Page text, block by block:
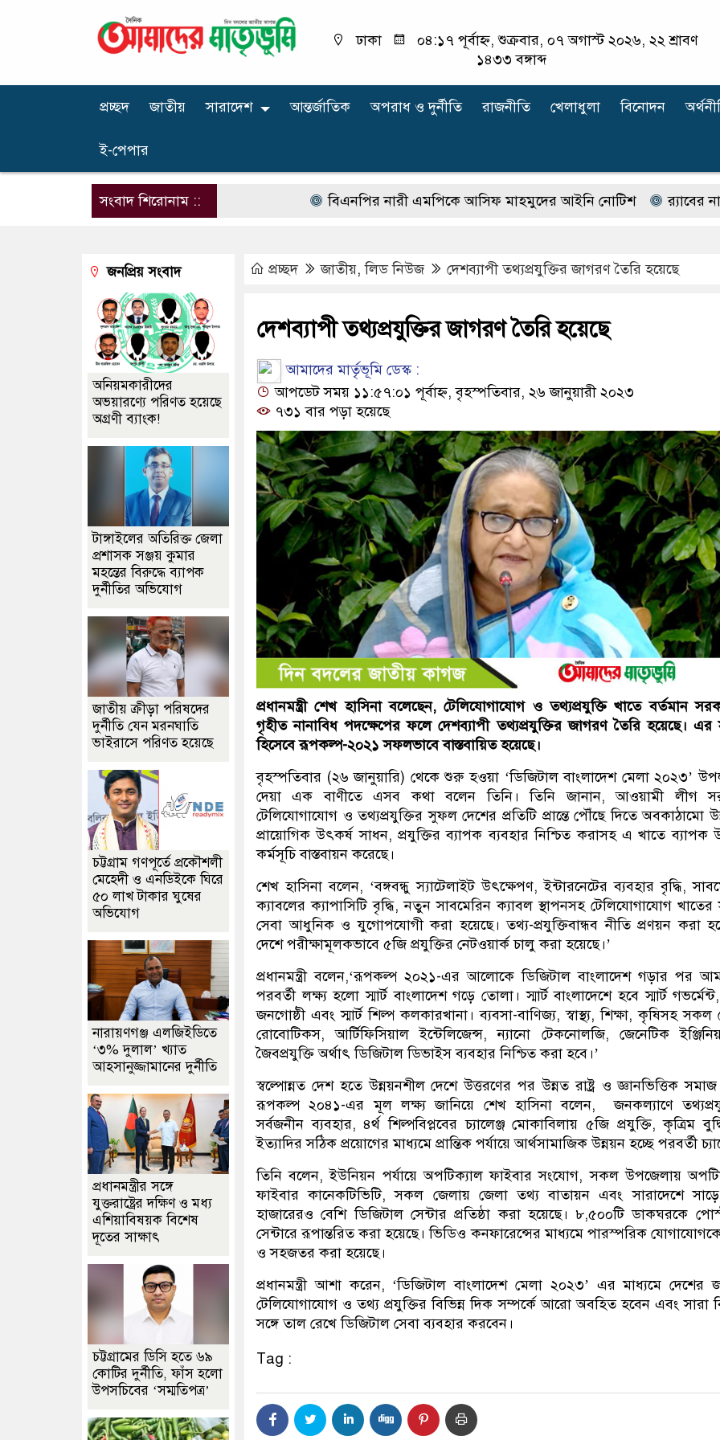
ঢাকা
০৪:১৭ পূর্বাহ্ন, শুক্রবার, ০৭ অগাস্ট ২০২৬, ২২ শ্রাবণ
১৪৩৩ বঙ্গাব্দ
প্রচ্ছদ জাতীয় সারাদেশ আন্তর্জাতিক অপরাধ ‍ও দুর্নীতি রাজনীতি খেলাধুলা বিনোদন
ই-পেপার
সংবাদ শিরোনাম :: বিএনপির নারী এমপিকে আসিফ মাহমুদের আইনি নোটিশ র‍্যাবের নাম
প্রচ্ছদ জাতীয়,লিড নিউজ দেশব্যাপী তথ্যপ্রযুক্তির জাগরণ তৈরি হয়েছে
দেশব্যাপী তথ্যপ্রযুক্তির জাগরণ তৈরি হয়েছে
আমাদের মার্তৃভূমি ডেস্ক :
আপডেট সময় ১১:৫৭:০১ পূর্বাহ্ন, বৃহস্পতিবার, ২৬ জানুয়ারী ২০২৩
৭৩১ বার পড়া হয়েছে
প্রধানমন্ত্রী শেখ হাসিনা বলেছেন, টেলিযোগাযোগ ও তথ্যপ্রযুক্তি খাতে বর্তমান
গৃহীত নানাবিধ পদক্ষেপের ফলে দেশব্যাপী তথ্যপ্রযুক্তির জাগরণ তৈরি হয়েছে।
হিসেবে রূপকল্প-২০২১ সফলভাবে বাস্তবায়িত হয়েছে।
বৃহস্পতিবার (২৬ জানুয়ারি) থেকে শুরু হওয়া ‘ডিজিটাল বাংলাদেশ মেলা ২০২৩’
দেয়া এক বাণীতে এসব কথা বলেন তিনি। তিনি জানান, আওয়ামী লীগ
টেলিযোগাযোগ ও তথ্যপ্রযুক্তির সুফল দেশের প্রতিটি প্রান্তে পৌঁছে দিতে অবকাঠামো
প্রায়োগিক উৎকর্ষ সাধন, প্রযুক্তির ব্যাপক ব্যবহার নিশ্চিত করাসহ এ খাতে ব্যাপক
কর্মসূচি বাস্তবায়ন করেছে।
শেখ হাসিনা বলেন, ‘বঙ্গবন্ধু স্যাটেলাইট উৎক্ষেপণ, ইন্টারনেটের ব্যবহার বৃদ্ধি,
ক্যাবলের ক্যাপাসিটি বৃদ্ধি, নতুন সাবমেরিন ক্যাবল স্থাপনসহ টেলিযোগাযোগ
সেবা আধুনিক ও যুগোপযোগী করা হয়েছে। তথ্য-প্রযুক্তিবান্ধব নীতি প্রণয়ন করা
দেশে পরীক্ষামূলকভাবে ৫জি প্রযুক্তির নেটওয়ার্ক চালু করা হয়েছে।’
প্রধানমন্ত্রী বলেন,‘রূপকল্প ২০২১-এর আলোকে ডিজিটাল বাংলাদেশ গড়ার পর
পরবর্তী লক্ষ্য হলো স্মার্ট বাংলাদেশ গড়ে তোলা। স্মার্ট বাংলাদেশে হবে স্মার্ট গভর্মেন্ট,
জনগোষ্ঠী এবং স্মার্ট শিল্প কলকারখানা। ব্যবসা-বাণিজ্য, স্বাস্থ্য, শিক্ষা, কৃষিসহ সকল
রোবোটিকস, আর্টিফিসিয়াল ইন্টেলিজেন্স, ন্যানো টেকনোলজি, জেনেটিক
জৈবপ্রযুক্তি অর্থাৎ ডিজিটাল ডিভাইস ব্যবহার নিশ্চিত করা হবে।’
স্বল্পোন্নত দেশ হতে উন্নয়নশীল দেশে উত্তরণের পর উন্নত রাষ্ট্র ও জ্ঞানভিত্তিক
রূপকল্প ২০৪১-এর মূল লক্ষ্য জানিয়ে শেখ হাসিনা বলেন, জনকল্যাণে
সর্বজনীন ব্যবহার, ৪র্থ শিল্পবিপ্লবের চ্যালেঞ্জ মোকাবিলায় ৫জি প্রযুক্তি, কৃত্রিম
ইত্যাদির সঠিক প্রয়োগের মাধ্যমে প্রান্তিক পর্যায়ে আর্থসামাজিক উন্নয়ন হচ্ছে পরবর্তী
তিনি বলেন, ইউনিয়ন পর্যায়ে অপটিক্যাল ফাইবার সংযোগ, সকল উপজেলায়
ফাইবার কানেকটিভিটি, সকল জেলায় জেলা তথ্য বাতায়ন এবং সারাদেশে
হাজারেরও বেশি ডিজিটাল সেন্টার প্রতিষ্ঠা করা হয়েছে। ৮,৫০০টি ডাকঘরকে
সেন্টারে রূপান্তরিত করা হয়েছে। ভিডিও কনফারেন্সের মাধ্যমে পারস্পরিক
ও সহজতর করা হয়েছে।
প্রধানমন্ত্রী আশা করেন, ‘ডিজিটাল বাংলাদেশ মেলা ২০২৩’ এর মাধ্যমে দেশের
টেলিযোগাযোগ ও তথ্য প্রযুক্তির বিভিন্ন দিক সম্পর্কে আরো অবহিত হবেন এবং সারা
সঙ্গে তাল রেখে ডিজিটাল সেবা ব্যবহার করবেন।
Tag :
জনপ্রিয় সংবাদ
অনিয়মকারীদের
অভয়ারণ্যে পরিণত হয়েছে
অগ্রণী ব্যাংক!
টাঙ্গাইলের অতিরিক্ত জেলা
প্রশাসক সঞ্জয় কুমার
মহন্তের বিরুদ্ধে ব্যাপক
দুর্নীতির অভিযোগ
জাতীয় ক্রীড়া পরিষদের
দুর্নীতি যেন মরনঘাতি
ভাইরাসে পরিণত হয়েছে
চট্টগ্রাম গণপূর্তে প্রকৌশলী
মেহেদী ও এনডিইকে ঘিরে
৫০ লাখ টাকার ঘুষের
অভিযোগ
নারায়ণগঞ্জ এলজিইডিতে
‘৩% দুলাল’ খ্যাত
আহসানুজ্জামানের দুর্নীতি
প্রধানমন্ত্রীর সঙ্গে
যুক্তরাষ্ট্রের দক্ষিণ ও মধ্য
এশিয়াবিষয়ক বিশেষ
দূতের সাক্ষাৎ
চট্টগ্রামের ডিসি হতে ৬৯
কোটির দুর্নীতি, ফাঁস হলো
উপসচিবের ‘সম্মতিপত্র’